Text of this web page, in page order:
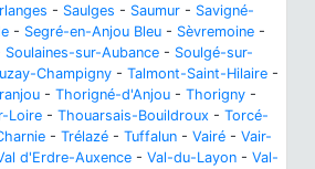
- Saulges - Saumur - Savigné-
- Segré-en-Anjou Bleu - Sèvremoine -
Soulaines-sur-Aubance - Soulgé-sur-
Champigny - Talmont-Saint-Hilaire -
- Thorigné-d'Anjou - Thorigny -
Loire - Thouarsais-Bouildroux - Torcé-
- Trélazé - Tuffalun - Vairé - Vair-
d'Erdre-Auxence - Val-du-Layon - Val-